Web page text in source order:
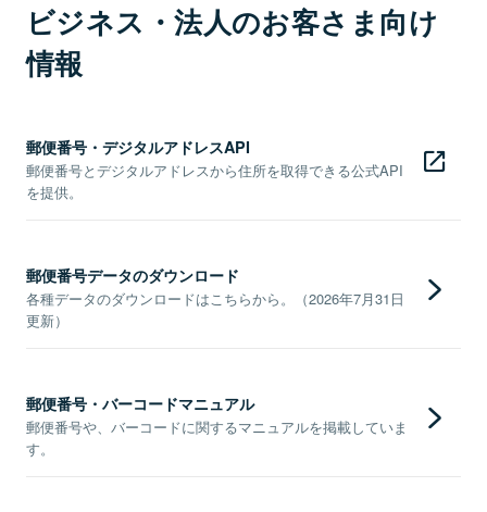
ビジネス・法人のお客さま向け
情報
郵便番号・デジタルアドレスAPI
郵便番号とデジタルアドレスから住所を取得できる公式API
を提供。
郵便番号データのダウンロード
各種データのダウンロードはこちらから。（2026年7月31日
更新）
郵便番号・バーコードマニュアル
郵便番号や、バーコードに関するマニュアルを掲載していま
す。